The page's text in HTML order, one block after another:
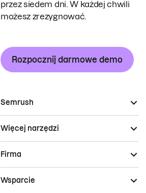
przez siedem dni. W każdej chwili
możesz zrezygnować.
Rozpocznij darmowe demo
Semrush
Więcej narzędzi
Firma
Wsparcie